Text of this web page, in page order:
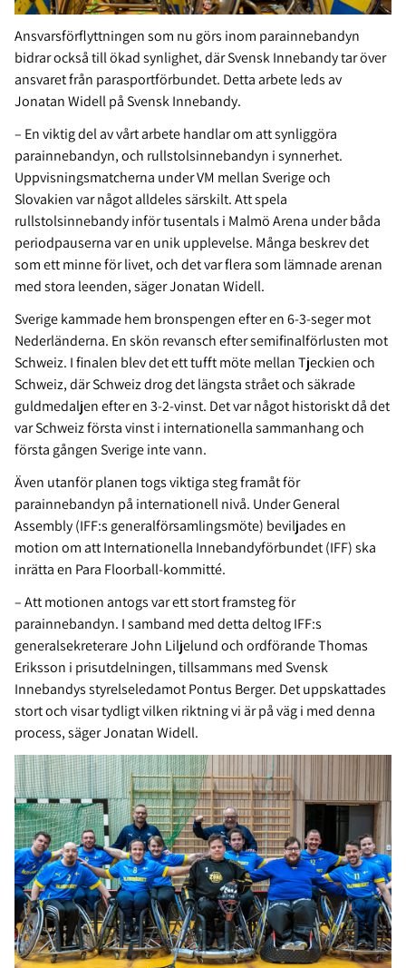
Ansvarsförflyttningen som nu görs inom parainnebandyn
bidrar också till ökad synlighet, där Svensk Innebandy tar över
ansvaret från parasportförbundet. Detta arbete leds av
Jonatan Widell på Svensk Innebandy.
– En viktig del av vårt arbete handlar om att synliggöra
parainnebandyn, och rullstolsinnebandyn i synnerhet.
Uppvisningsmatcherna under VM mellan Sverige och
Slovakien var något alldeles särskilt. Att spela
rullstolsinnebandy inför tusentals i Malmö Arena under båda
periodpauserna var en unik upplevelse. Många beskrev det
som ett minne för livet, och det var flera som lämnade arenan
med stora leenden, säger Jonatan Widell.
Sverige kammade hem bronspengen efter en 6-3-seger mot
Nederländerna. En skön revansch efter semifinalförlusten mot
Schweiz. I finalen blev det ett tufft möte mellan Tjeckien och
Schweiz, där Schweiz drog det längsta strået och säkrade
guldmedaljen efter en 3-2-vinst. Det var något historiskt då det
var Schweiz första vinst i internationella sammanhang och
första gången Sverige inte vann.
Även utanför planen togs viktiga steg framåt för
parainnebandyn på internationell nivå. Under General
Assembly (IFF:s generalförsamlingsmöte) beviljades en
motion om att Internationella Innebandyförbundet (IFF) ska
inrätta en Para Floorball-kommitté.
– Att motionen antogs var ett stort framsteg för
parainnebandyn. I samband med detta deltog IFF:s
generalsekreterare John Liljelund och ordförande Thomas
Eriksson i prisutdelningen, tillsammans med Svensk
Innebandys styrelseledamot Pontus Berger. Det uppskattades
stort och visar tydligt vilken riktning vi är på väg i med denna
process, säger Jonatan Widell.